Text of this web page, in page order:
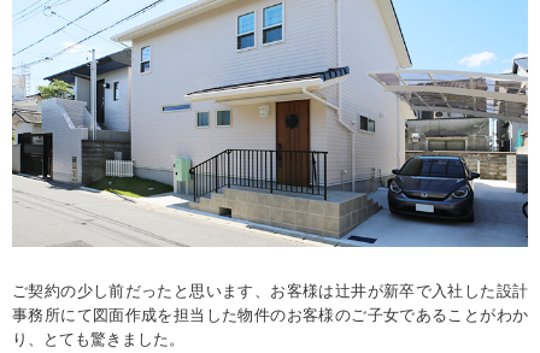
ご契約の少し前だったと思います、お客様は辻井が新卒で入社した設計
事務所にて図面作成を担当した物件のお客様のご子女であることがわか
り、とても驚きました。